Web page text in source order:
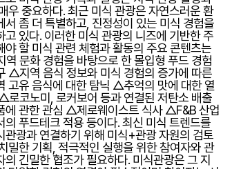
우 중요하다. 최근 미식 관광은 자연스러운 환
서 좀 더 특별하고, 진정성이 있는 미식 경험을
고 있다. 이러한 미식 관광의 니즈에 기반한 주
야 할 미식 관련 체험과 활동의 주요 콘텐츠는
문화 경험을 바탕으로 한 몰입형 푸드 경험
△지역 음식 정보와 미식 경험의 증가에 따른
고유 음식에 대한 탐닉 △추억의 맛에 대한 열
로코노미, 로커보어 등과 연결된 저탄소 배출
에 관한 관심 △제로웨이스트 식사 △F&B 산업
의 푸드테크 적용 등이다. 최신 미식 트렌드를
관광과 연결하기 위해 미식+관광 자원의 검토
밀한 기획, 적극적인 실행을 위한 참여자와 관
의 긴밀한 협조가 필요하다. 미식관광은 그 지